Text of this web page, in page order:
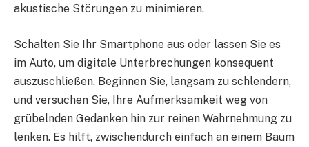
akustische Störungen zu minimieren.
Schalten Sie Ihr Smartphone aus oder lassen Sie es
im Auto, um digitale Unterbrechungen konsequent
auszuschließen. Beginnen Sie, langsam zu schlendern,
und versuchen Sie, Ihre Aufmerksamkeit weg von
grübelnden Gedanken hin zur reinen Wahrnehmung zu
lenken. Es hilft, zwischendurch einfach an einem Baum